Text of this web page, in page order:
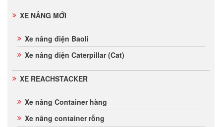
XE NÂNG MỚI
Xe nâng điện Baoli
Xe nâng điện Caterpillar (Cat)
XE REACHSTACKER
Xe nâng Container hàng
Xe nâng container rỗng